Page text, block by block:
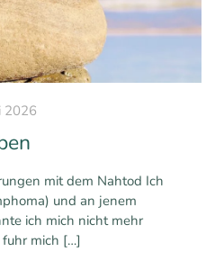
2026
mit dem Nahtod Ich
und an jenem
ich mich nicht mehr
mich […]